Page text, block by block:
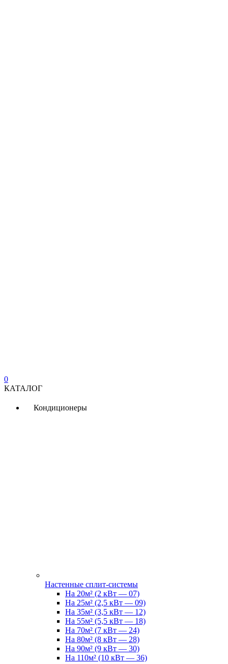
0
КАТАЛОГ
Кондиционеры
Настенные сплит-системы
На 20м² (2 кВт — 07)
На 25м² (2,5 кВт — 09)
На 35м² (3,5 кВт — 12)
На 55м² (5,5 кВт — 18)
На 70м² (7 кВт — 24)
На 80м² (8 кВт — 28)
На 90м² (9 кВт — 30)
На 110м² (10 кВт — 36)